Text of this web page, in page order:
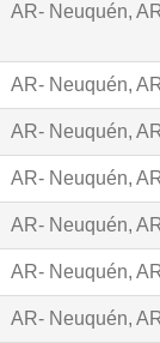
AR- Neuquén,
AR- Neuquén,
AR- Neuquén,
AR- Neuquén,
AR- Neuquén,
AR- Neuquén,
AR- Neuquén,